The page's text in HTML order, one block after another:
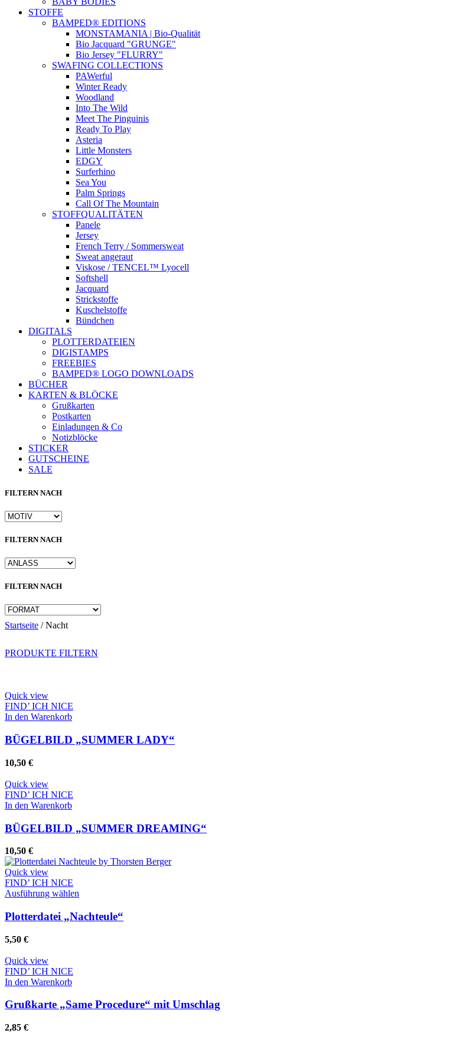
Instagram
STOFFE
BAMPED® EDITIONS
MONSTAMANIA | Bio-Qualität
Bio Jacquard "GRUNGE"
Bio Jersey "FLURRY"
SWAFING COLLECTIONS
PAWerful
Winter Ready
Woodland
Into The Wild
Meet The Pinguinis
Ready To Play
Asteria
Little Monsters
EDGY
Surferhino
Sea You
Palm Springs
Call Of The Mountain
STOFFQUALITÄTEN
Panele
Jersey
French Terry / Sommersweat
Sweat angeraut
Viskose / TENCEL™ Lyocell
Softshell
Jacquard
Strickstoffe
Kuschelstoffe
Bündchen
DIGITALS
PLOTTERDATEIEN
DIGISTAMPS
FREEBIES
BAMPED® LOGO DOWNLOADS
BÜCHER
KARTEN & BLÖCKE
Grußkarten
Postkarten
Einladungen & Co
Notizblöcke
STICKER
GUTSCHEINE
SALE
FILTERN NACH
FILTERN NACH
FILTERN NACH
Startseite /Nacht
PRODUKTE FILTERN
Quick view
FIND’ ICH NICE
In den Warenkorb
BÜGELBILD „SUMMER LADY“
10,50 €
Quick view
FIND’ ICH NICE
In den Warenkorb
BÜGELBILD „SUMMER DREAMING“
10,50 €
Quick view
FIND’ ICH NICE
Ausführung wählen
weist
mehrere
Produktseite
Plotterdatei „Nachteule“
5,50 €
Quick view
FIND’ ICH NICE
In den Warenkorb
Grußkarte „Same Procedure“ mit Umschlag
2,85 €